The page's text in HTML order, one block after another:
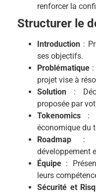
renforcer la
Structurer le
Introduction :
ses objectifs.
Problématique
projet vise à
Solution :
proposée par
Tokenomics :
économique du
Roadmap :
développement
Équipe :
leurs
Sécurité et